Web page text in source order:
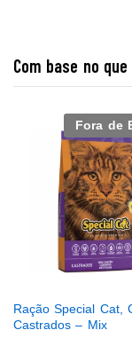
Com base no
Fora de
Ração Special Cat,
Castrados – Mix